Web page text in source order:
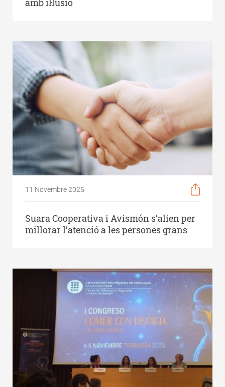
amb il·lusió
11 Novembre 2025
Suara Cooperativa i Avismón s’alien per
millorar l’atenció a les persones grans